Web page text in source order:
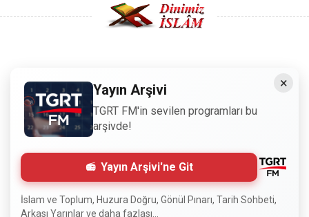
Sitemizdeki bilgiler, bütün insanların istifadesi için
hazırlanmıştır. Orijinaline sadık kalmak şartıyla, izin
almaya gerek kalmadan, herkes istediği gibi alıp istifade
edebilir.
Normal Siteyi Göster
×
Yayın Arşivi
TGRT FM'in sevilen programları bu
arşivde!
Yayın Arşivi'ne Git
İslam ve Toplum, Huzura Doğru, Gönül Pınarı, Tarih Sohbeti,
Arkası Yarınlar ve daha fazlası...